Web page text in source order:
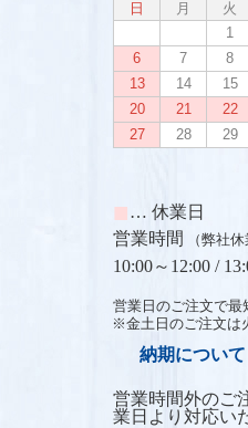
■… 休業日
営業時間
（弊社
10:00～12:00 /
営業日のご注文で最
※金土日のご注文は
納期について
営業時間外のご
業日より対応い